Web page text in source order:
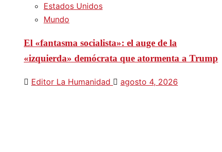
Estados Unidos
Mundo
El «fantasma socialista»: el auge de la
«izquierda» demócrata que atormenta a Trump
Editor La Humanidad agosto 4, 2026